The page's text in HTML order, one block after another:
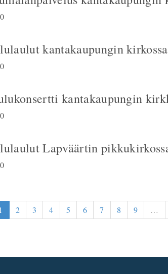
kantakaupungin
kantakaupungin
Lapväärtin
1 2 3 4 5 6 7 8 9 …